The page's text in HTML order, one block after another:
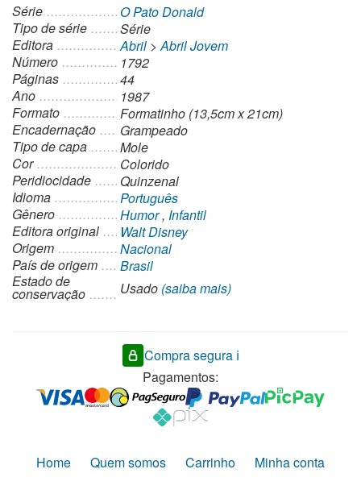
Série
O Pato Donald
Tipo de série
Série
Editora
Abril >Abril Jovem
Número
1792
Páginas
44
Ano
1987
Formato
Formatinho (13,5cm x 21cm)
Encadernação
Grampeado
Tipo de capa
Mole
Cor
Colorido
Peridiocidade
Quinzenal
Idioma
Português
Gênero
Humor, Infantil
Editora original
Walt Disney
Origem
Nacional
País de origem
Brasil
Estado de
conservação Usado (saiba mais)
Compra segura ℹ️
Pagamentos:
Home Quem somos Carrinho
Minha conta